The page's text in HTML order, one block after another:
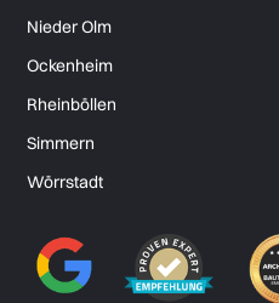
Nieder Olm
Ockenheim
Rheinböllen
Simmern
Wörrstadt